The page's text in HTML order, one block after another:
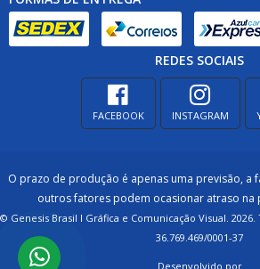
REDES SOCIAIS
FACEBOOK INSTAGRAM
O prazo de produção é apenas uma previsão, a
outros fatores podem ocasionar atraso na
© Genesis Brasil I Gráfica e Comunicação Visual.
36.769.469/0001-37
Desenvolvido por